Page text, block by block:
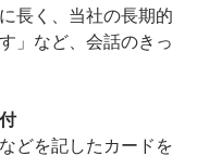
長く、当社の長期的
」など、会話のきっ
どを記したカードを